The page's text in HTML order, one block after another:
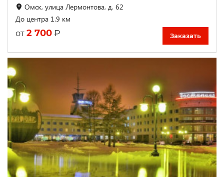
Омск, улица Лермонтова, д. 62
До центра 1.9 км
от 2 700 ₽ Заказать